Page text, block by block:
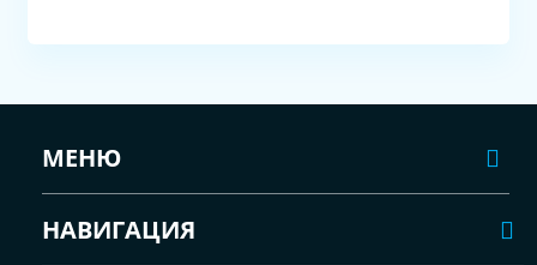
МЕНЮ
НАВИГАЦИЯ